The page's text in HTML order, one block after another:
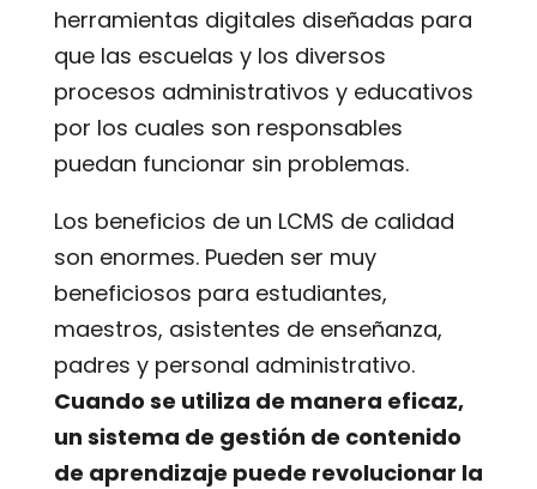
herramientas digitales diseñadas para
que las escuelas y los diversos
procesos administrativos y educativos
por los cuales son responsables
puedan funcionar sin problemas.
Los beneficios de un LCMS de calidad
son enormes. Pueden ser muy
beneficiosos para estudiantes,
maestros, asistentes de enseñanza,
padres y personal administrativo.
Cuando se utiliza de manera eficaz,
un sistema de gestión de contenido
de aprendizaje puede revolucionar la